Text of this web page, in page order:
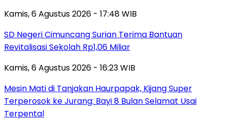
Kamis, 6 Agustus 2026 - 17:48 WIB
SD Negeri Cimuncang Surian Terima Bantuan
Revitalisasi Sekolah Rp1,06 Miliar
Kamis, 6 Agustus 2026 - 16:23 WIB
Mesin Mati di Tanjakan Haurpapak, Kijang Super
Terperosok ke Jurang: Bayi 8 Bulan Selamat Usai
Terpental